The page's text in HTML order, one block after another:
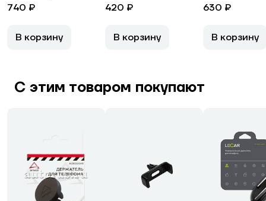
740 ₽
В корзину
420 ₽
В корзину
630 ₽
В корзину
С этим товаром покупают